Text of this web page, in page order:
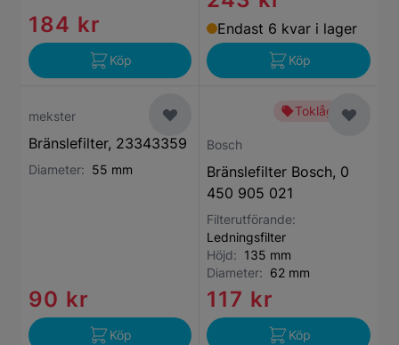
184 kr
Köp
Endast 6 kvar i lager
Köp
mekster
Bränslefilter, 23343359
Diameter: 55 mm
90 kr
Köp
Toklågt pris
Bosch
Bränslefilter Bosch, 0
450 905 021
Filterutförande:
Ledningsfilter
Höjd: 135 mm
Diameter: 62 mm
117 kr
Köp